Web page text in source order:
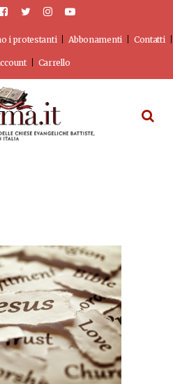
i protestanti Abbonamenti Contatti
Carrello